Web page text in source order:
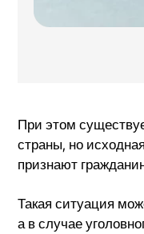
При этом
страны, но
признают
Такая ситуация
а в случае